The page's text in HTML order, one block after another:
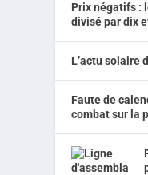
Prix négatifs :
divisé par dix
L’actu solaire
Faute de
combat sur la